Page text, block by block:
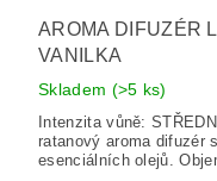
AROMA DIFUZÉR
VANILKA
Skladem (>5 ks)
Intenzita vůně:
ratanový aroma difuzér
esenciálních olejů.